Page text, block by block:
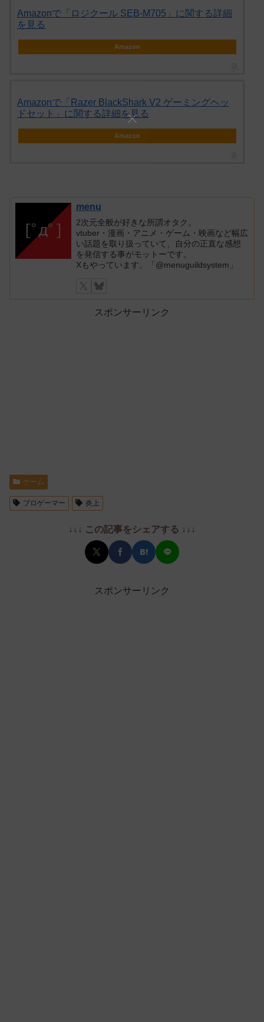
Amazonで「ロジクール SEB-M705」に関する詳細
を見る
Amazon
Amazonで「Razer BlackShark V2 ゲーミングヘッ
ドセット」に関する詳細を見る
Amazon
menu
2次元全般が好きな所謂オタク。
vtuber・漫画・アニメ・ゲーム・映画など幅広
い話題を取り扱っていて、自分の正直な感想
を発信する事がモットーです。
Xもやっています。「@menuguildsystem」
スポンサーリンク
ゲーム
プロゲーマー 炎上
↓↓↓ この記事をシェアする ↓↓↓
スポンサーリンク